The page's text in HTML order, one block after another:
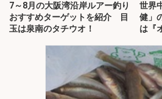
7～8月の大阪湾沿岸ルアー釣り
おすすめターゲットを紹介 目
玉は泉南のタチウオ！
世界
健」
は『